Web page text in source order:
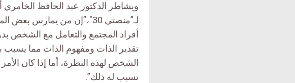
ويشاطر الدكتور عبد الحافظ
لـ”منصتي 30″،”إن من
أفراد المجتمع والتعامل مع الشخص
تقدير الذات ومفهوم الذات مما
الشخص لهذه النظرة، أما إذا كان
تسبب له ذلك”.